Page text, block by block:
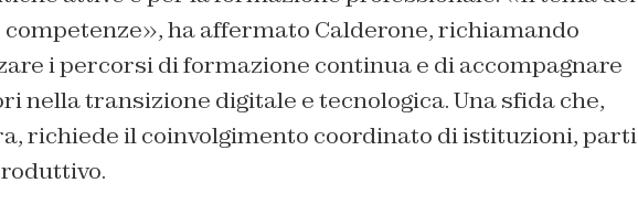
, ha affermato Calderone, richiamando
i percorsi di formazione continua e di accompagnare
nella transizione digitale e tecnologica. Una sfida che,
richiede il coinvolgimento coordinato di istituzioni, parti